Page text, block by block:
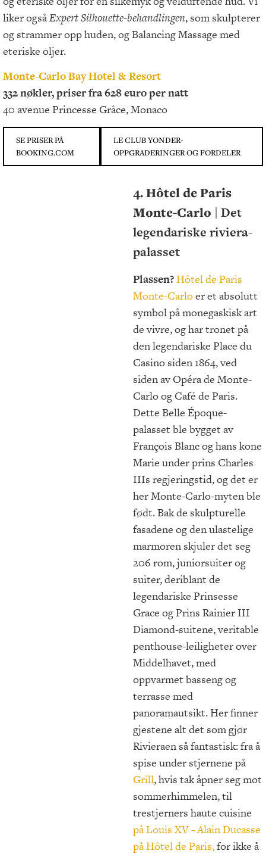
liker ogsåExpert Silhouette-behandlingen, som skulpterer
og strammer opp huden, og Balancing Massage med
eteriske oljer.
Monte-Carlo Bay Hotel & Resort
332 nøkler, priser fra 628 euro per natt
40 avenue Princesse Grâce, Monaco
SE PRISER PÅ
BOOKING.COM
LE CLUB YONDER-
OPPGRADERINGER OG FORDELER
4. Hôtel de Paris
Monte-Carlo | Det
legendariske riviera-
palasset
Plassen?Hôtel de Paris
Monte-Carloer et absolutt
symbol på monegaskisk art
de vivre, og har tronet på
den legendariske Place du
Casino siden 1864, ved
siden av Opéra de Monte-
Carlo og Café de Paris.
Dette Belle Époque-
palasset ble bygget av
François Blanc og hans kone
Marie under prins Charles
IIIs regjeringstid, og det er
her Monte-Carlo-myten ble
født. Bak de skulpturelle
fasadene og den ulastelige
marmoren skjuler det seg
206 rom, juniorsuiter og
suiter, deriblant de
legendariske Prinsesse
Grace og Prins Rainier III
Diamond-suitene, veritable
penthouse-leiligheter over
Middelhavet, med
oppvarmet basseng og
terrasse med
panoramautsikt. Her finner
gjestene alt det som gjør
Rivieraen så fantastisk: fra å
spise under stjernene på
Grill, hvis tak åpner seg mot
sommerhimmelen, til
trestjerners haute cuisine
på Louis XV - Alain Ducasse
på Hôtel de Paris,for ikke å